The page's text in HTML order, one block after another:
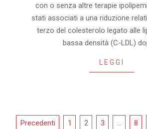
con o senza altre terapie
stati associati a una riduzione
terzo del colesterolo legato alle
bassa densità (C-LDL)
LEGGI
Navigazione
Precedenti 1 2 3 8